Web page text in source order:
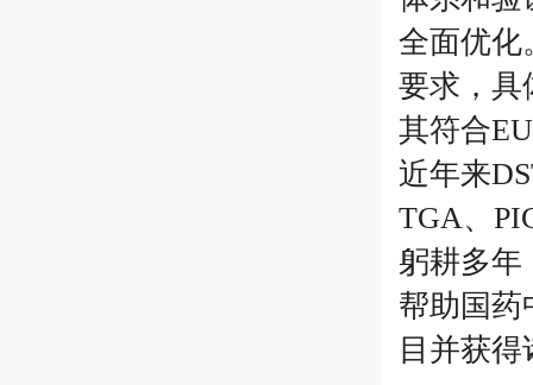
全面优化
要求，具
其符合
近年来
TGA、
躬耕多年
帮助国药
目并获